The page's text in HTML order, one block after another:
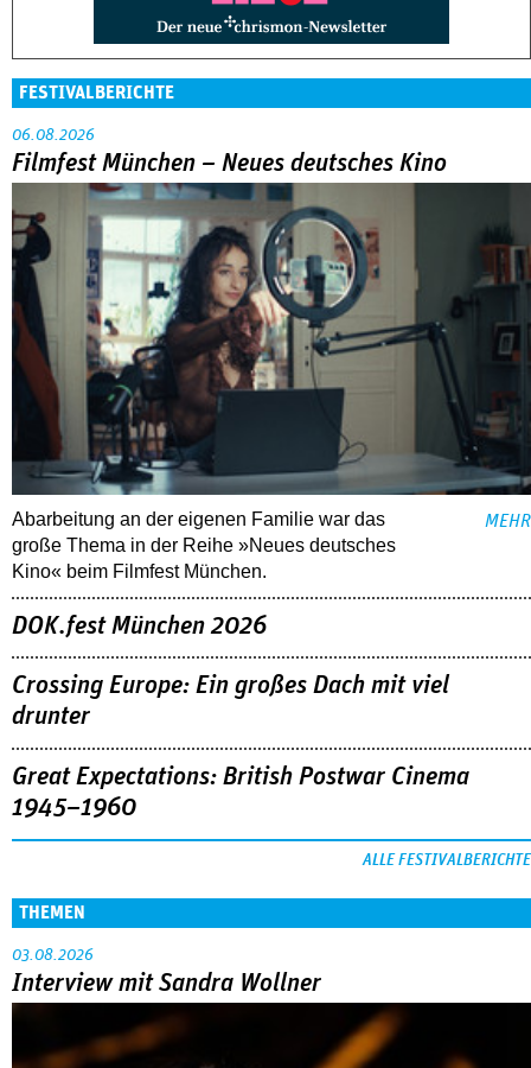
FESTIVALBERICHTE
06.08.2026
Filmfest München – Neues deutsches Kino
Abarbeitung an der eigenen Familie war das
große Thema in der Reihe »Neues deutsches
Kino« beim Filmfest München.
MEHR
DOK.fest München 2026
Crossing Europe: Ein großes Dach mit viel
drunter
Great Expectations: British Postwar Cinema
1945–1960
ALLE FESTIVALBERICHTE
THEMEN
03.08.2026
Interview mit Sandra Wollner